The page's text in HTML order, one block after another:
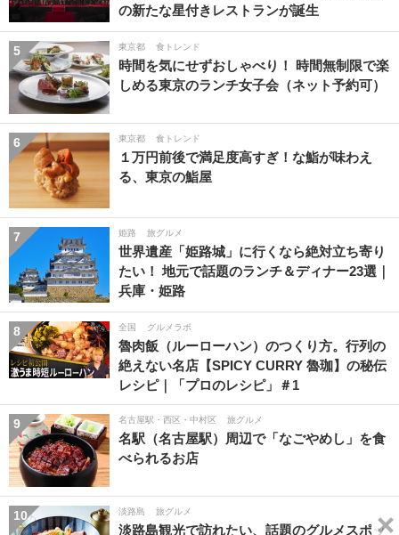
の新たな星付きレストランが誕生
5 東京都 食トレンド
時間を気にせずおしゃべり！ 時間無制限で楽
しめる東京のランチ女子会（ネット予約可）
6 東京都 食トレンド
１万円前後で満足度高すぎ！な鮨が味わえ
る、東京の鮨屋
7 姫路 旅グルメ
世界遺産「姫路城」に行くなら絶対立ち寄り
たい！ 地元で話題のランチ＆ディナー23選｜
兵庫・姫路
8 全国 グルメラボ
魯肉飯（ルーローハン）のつくり方。行列の
絶えない名店【SPICY CURRY 魯珈】の秘伝
レシピ｜「プロのレシピ」＃1
9 名古屋駅・西区・中村区 旅グルメ
名駅（名古屋駅）周辺で「なごやめし」を食
べられるお店
10 淡路島 旅グルメ
淡路島観光で訪れたい、話題のグルメスポッ